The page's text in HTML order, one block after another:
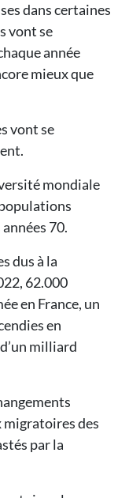
dans certaines
vont se
année
mieux que
vont se
mondiale
70.
dus à la
62.000
en France, un
en
milliard
des
par la